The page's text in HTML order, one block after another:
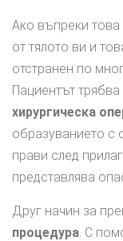
Ако въпреки
от тялото ви и
отстранен по
Пациентът
хирургическа
образуванието с
прави след
представлява
Друг начин за
процедура. С